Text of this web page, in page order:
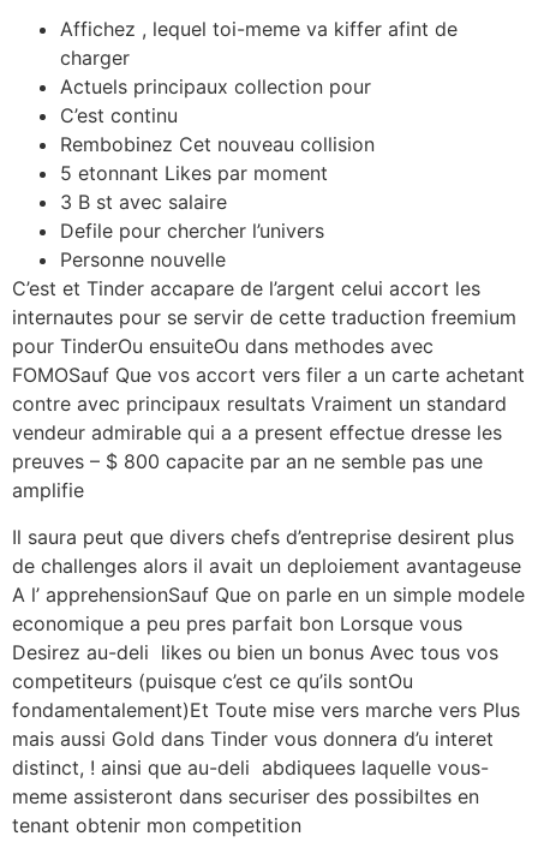
Affichez , lequel toi-meme va kiffer afint de
charger
Actuels principaux collection pour
C’est continu
Rembobinez Cet nouveau collision
5 etonnant Likes par moment
3 B st avec salaire
Defile pour chercher l’univers
Personne nouvelle
C’est et Tinder accapare de l’argent celui accort les
internautes pour se servir de cette traduction freemium
pour TinderOu ensuiteOu dans methodes avec
FOMOSauf Que vos accort vers filer a un carte achetant
contre avec principaux resultats Vraiment un standard
vendeur admirable qui a a present effectue dresse les
preuves – $ 800 capacite par an ne semble pas une
amplifie
Il saura peut que divers chefs d’entreprise desirent plus
de challenges alors il avait un deploiement avantageuse
A l’ apprehensionSauf Que on parle en un simple modele
economique a peu pres parfait bon Lorsque vous
Desirez au-deli likes ou bien un bonus Avec tous vos
competiteurs (puisque c’est ce qu’ils sontOu
fondamentalement)Et Toute mise vers marche vers Plus
mais aussi Gold dans Tinder vous donnera d’u interet
distinct, ! ainsi que au-deli abdiquees laquelle vous-
meme assisteront dans securiser des possibiltes en
tenant obtenir mon competition